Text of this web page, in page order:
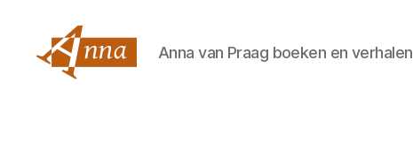
Anna van Praag boeken en verhalen